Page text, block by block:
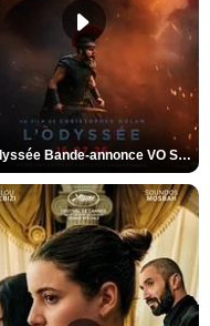
L'Odyssée Bande-annonce VO STFR